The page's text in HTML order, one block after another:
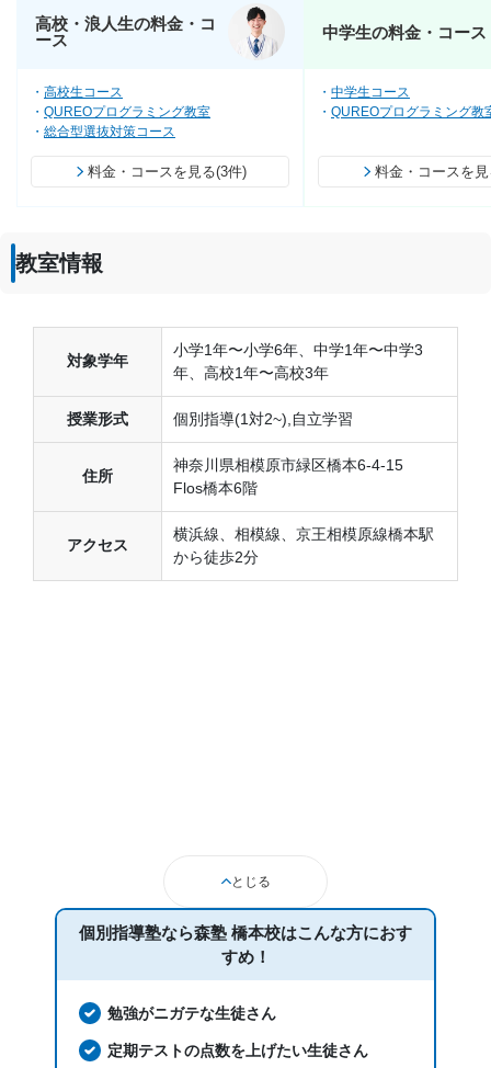
高校・浪人生の料金・コ
ース
高校生コース
QUREOプログラミング教室
総合型選抜対策コース
料金・コースを見る(3件)
中学生の料金・コース
中学生コース
QUREOプログラミング教
料金・コースを
教室情報
対象学年
小学1年〜小学6年、中学1年〜中学3
年、高校1年〜高校3年
授業形式 個別指導(1対2~),自立学習
住所
神奈川県相模原市緑区橋本6-4-15
Flos橋本6階
アクセス
横浜線、相模線、京王相模原線橋本駅
から徒歩2分
とじる
個別指導塾なら森塾 橋本校はこんな方におす
すめ！
勉強がニガテな生徒さん
定期テストの点数を上げたい生徒さん